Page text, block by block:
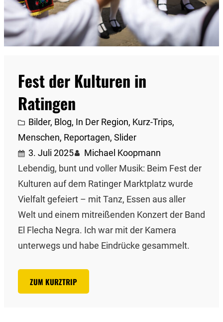
Fest der Kulturen in
Ratingen
Bilder, Blog, In Der Region, Kurz-Trips
Menschen, Reportagen, Slider
3. Juli 2025
Michael Koopmann
Lebendig, bunt und voller Musik: Beim Fest der
Kulturen auf dem Ratinger Marktplatz wurde
Vielfalt gefeiert – mit Tanz, Essen aus aller
Welt und einem mitreißenden Konzert der Band
El Flecha Negra. Ich war mit der Kamera
unterwegs und habe Eindrücke gesammelt.
ZUM KURZTRIP